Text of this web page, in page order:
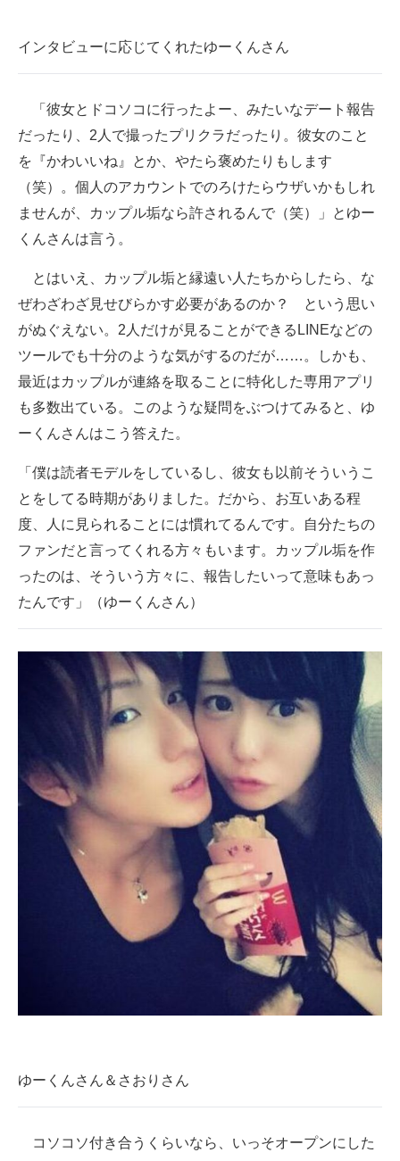
インタビューに応じてくれたゆーくんさん
「彼女とドコソコに行ったよー、みたいなデート報告
だったり、2人で撮ったプリクラだったり。彼女のこと
を『かわいいね』とか、やたら褒めたりもします
（笑）。個人のアカウントでのろけたらウザいかもしれ
ませんが、カップル垢なら許されるんで（笑）」とゆー
くんさんは言う。
とはいえ、カップル垢と縁遠い人たちからしたら、な
ぜわざわざ見せびらかす必要があるのか？ という思い
がぬぐえない。2人だけが見ることができるLINEなどの
ツールでも十分のような気がするのだが……。しかも、
最近はカップルが連絡を取ることに特化した専用アプリ
も多数出ている。このような疑問をぶつけてみると、ゆ
ーくんさんはこう答えた。
「僕は読者モデルをしているし、彼女も以前そういうこ
とをしてる時期がありました。だから、お互いある程
度、人に見られることには慣れてるんです。自分たちの
ファンだと言ってくれる方々もいます。カップル垢を作
ったのは、そういう方々に、報告したいって意味もあっ
たんです」（ゆーくんさん）
ゆーくんさん＆さおりさん
コソコソ付き合うくらいなら、いっそオープンにした